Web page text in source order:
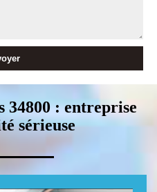
34800 : entreprise
sérieuse